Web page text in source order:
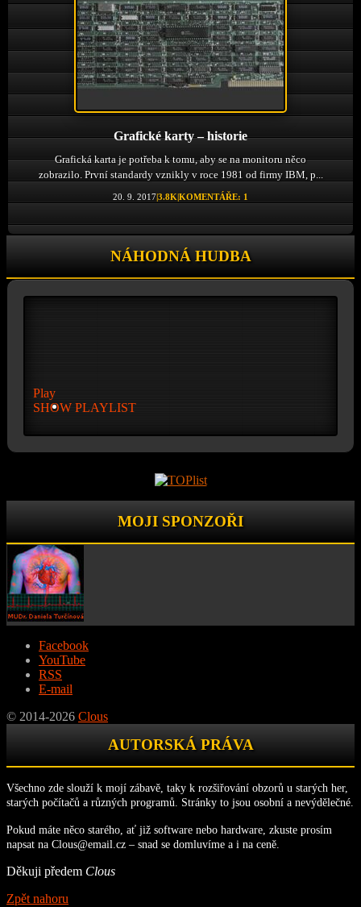
Grafické karty – historie
Grafická karta je potřeba k tomu, aby se na monitoru něco
zobrazilo. První standardy vznikly v roce 1981 od firmy IBM, p...
20. 9. 2017|3.8K|KOMENTÁŘE: 1
NÁHODNÁ HUDBA
Play
SHOW PLAYLIST
MOJI SPONZOŘI
Facebook
YouTube
RSS
E-mail
© 2014-2026 Clous
AUTORSKÁ PRÁVA
Všechno zde slouží k mojí zábavě, taky k rozšiřování obzorů u starých her,
starých počítačů a různých programů. Stránky to jsou osobní a nevýdělečné.
Pokud máte něco starého, ať již software nebo hardware, zkuste prosím
napsat na Clous@email.cz – snad se domluvíme a i na ceně.
Děkuji předem Clous
Zpět nahoru